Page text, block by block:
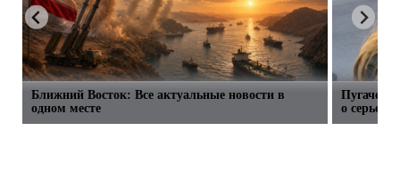
Ближний Восток: Все актуальные новости в
одном месте
Пугачева
о